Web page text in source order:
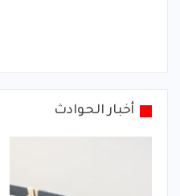
أخبار الحوادث